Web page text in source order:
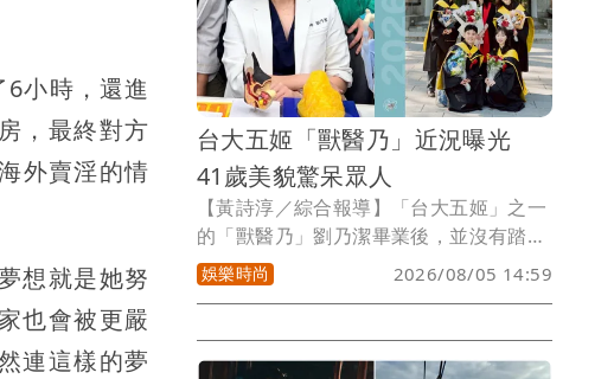
小時，還進
，最終對方
外賣淫的情
想就是她努
也會被更嚴
連這樣的夢
台大五姬「獸醫乃」近況曝光
41歲美貌驚呆眾人
【黃詩淳／綜合報導】「台大五姬」之一
的「獸醫乃」劉乃潔畢業後，並沒有踏進
演藝圈，而是到英國深造，攻讀碩、博
士，之後更回到母校擔任助理教授，近日
引起熱議。
娛樂時尚 2026/08/05 14:59